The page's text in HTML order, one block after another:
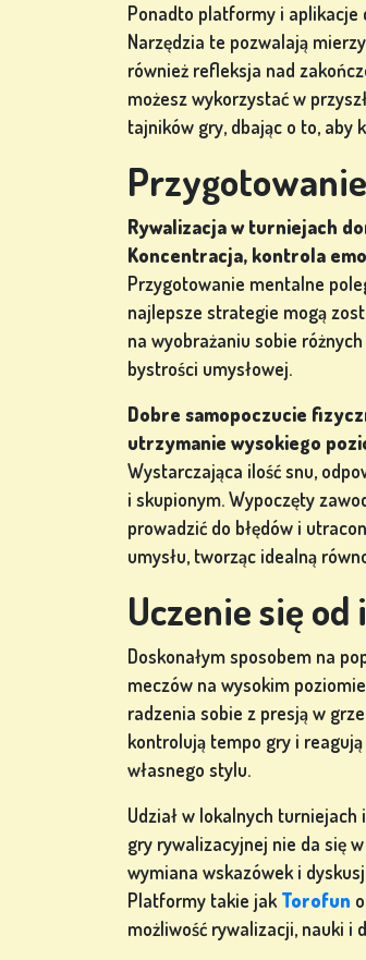
KLASYFIKACJA
Ponadto platformy i aplikacje
Narzędzia te pozwalają
również refleksja nad
możesz wykorzystać w
tajników gry, dbając o to, aby
Rywalizacja w turniejach
Koncentracja, kontrola
Przygotowanie mentalne
najlepsze strategie mogą
na wyobrażaniu sobie
bystrości umysłowej.
Dobre samopoczucie
utrzymanie wysokiego
Wystarczająca ilość snu,
i skupionym. Wypoczęty
prowadzić do błędów i
umysłu, tworząc idealną
Uczenie się od
Doskonałym sposobem na
meczów na wysokim
radzenia sobie z presją w
kontrolują tempo gry i
własnego stylu.
Udział w lokalnych
gry rywalizacyjnej nie da się
wymiana wskazówek i
Platformy takie jak Torofun
możliwość rywalizacji, nauki i